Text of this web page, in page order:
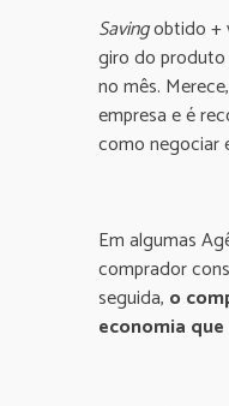
Savingobtido +
giro do produto
no mês.
empresa e é
como negociar
Em algumas
comprador
seguida, o
economia